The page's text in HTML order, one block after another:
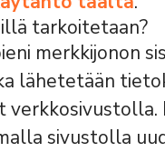
tarkoitetaan?
merkkijonon
lähetetään
verkkosivustolla.
sivustolla